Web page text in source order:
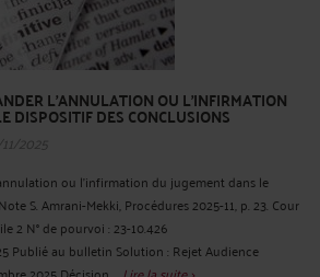
L'ANNULATION OU L'INFIRMATION
DISPOSITIF DES CONCLUSIONS
2025
ou l'infirmation du jugement dans le
S. Amrani-Mekki, Procédures 2025-11, p. 23. Cour
2 N° de pourvoi : 23-10.426
Publié au bulletin Solution : Rejet Audience